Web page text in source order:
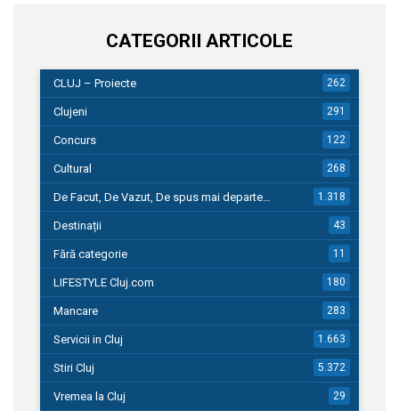
CATEGORII ARTICOLE
CLUJ – Proiecte 262
Clujeni 291
Concurs 122
Cultural 268
De Facut, De Vazut, De spus mai departe… 1.318
Destinații 43
Fără categorie 11
LIFESTYLE Cluj.com 180
Mancare 283
Servicii in Cluj 1.663
Stiri Cluj 5.372
Vremea la Cluj 29